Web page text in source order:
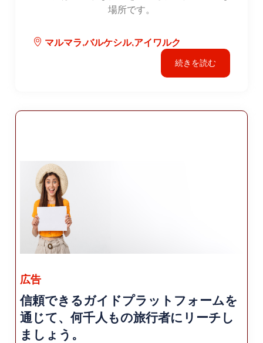
場所です。
マルマラ,バルケシル,アイワルク
続きを読む
広告
信頼できるガイドプラットフォームを
通じて、何千人もの旅行者にリーチし
ましょう。